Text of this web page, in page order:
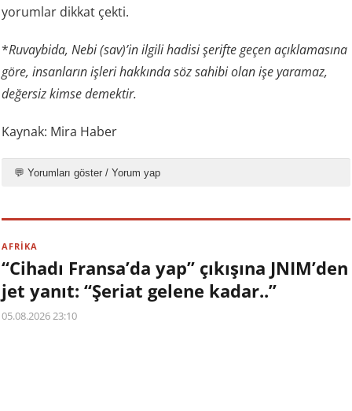
yorumlar dikkat çekti.
*Ruvaybida, Nebi (sav)’in ilgili hadisi şerifte geçen açıklamasına
göre, insanların işleri hakkında söz sahibi olan işe yaramaz,
değersiz kimse demektir.
Kaynak: Mira Haber
💬 Yorumları göster / Yorum yap
AFRİKA
“Cihadı Fransa’da yap” çıkışına JNIM’den
jet yanıt: “Şeriat gelene kadar..”
05.08.2026 23:10